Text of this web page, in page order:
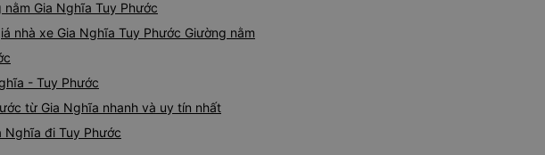
Gia Nghĩa Tuy Phước
nhà xe Gia Nghĩa Tuy Phước Giường nằm
- Tuy Phước
từ Gia Nghĩa nhanh và uy tín nhất
Nghĩa đi Tuy Phước